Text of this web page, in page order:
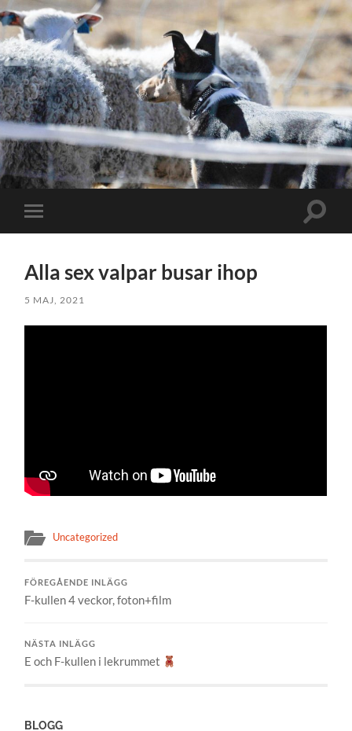
Slå
på/av
Slå
Alla sex valpar busar ihop
5 MAJ, 2021
Uncategorized
FÖREGÅENDE INLÄGG
F-kullen 4 veckor, foton+film
NÄSTA INLÄGG
E och F-kullen i lekrummet
BLOGG